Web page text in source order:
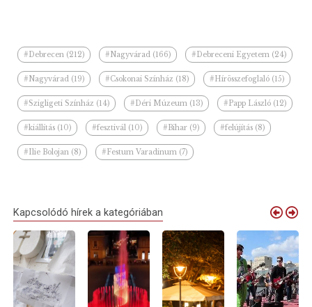
#Debrecen (212) #Nagyvárad (166) #Debreceni Egyetem (24)
#Nagyvárad (19) #Csokonai Színház (18) #Hírösszefoglaló (15)
#Szigligeti Színház (14) #Déri Múzeum (13) #Papp László (12)
#kiállítás (10) #fesztivál (10) #Bihar (9) #felújítás (8)
#Ilie Bolojan (8) #Festum Varadinum (7)
Kapcsolódó hírek a kategóriában